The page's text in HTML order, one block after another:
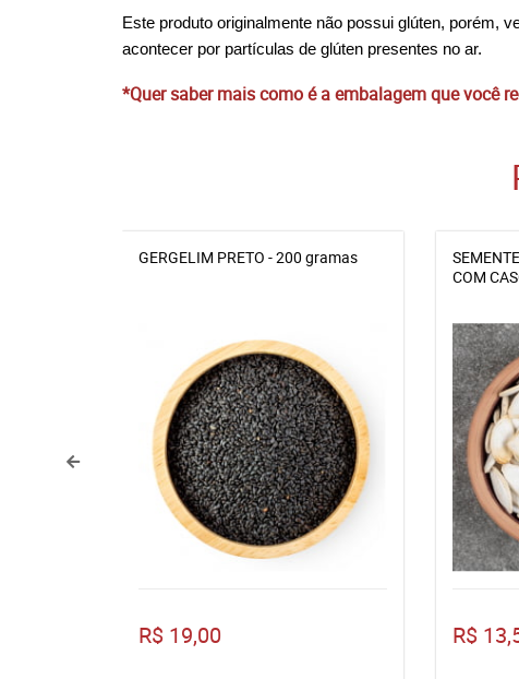
Este produto originalmente não possui glúten, porém,
acontecer por partículas de glúten presentes no ar.
*Quer saber mais como é a embalagem que você
GERGELIM PRETO - 200 gramas
R$ 19,00
COM
R$